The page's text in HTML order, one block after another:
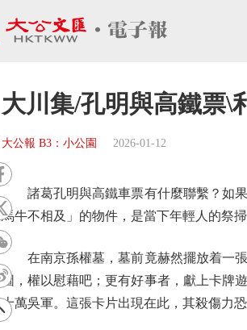
大川集/孔明與高鐵票\
大公報 B3：小公園 2026-01-12
諸葛孔明與高鐵車票有什麼聯繫？如果
馬牛不相及」的物件，是當下年輕人的祭
在南京孫權墓，墓前竟赫然擺放着一張
圖，權以慰藉吧；更有好事者，獻上卡牌
十萬吳軍。這張卡片出現在此，其殺傷力